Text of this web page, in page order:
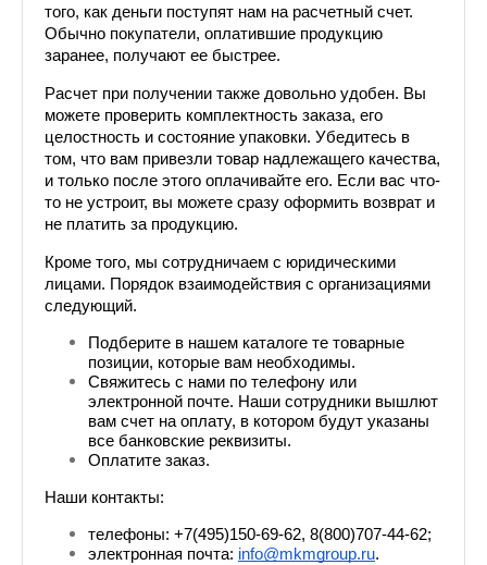
того, как деньги поступят нам на расчетный счет.
Обычно покупатели, оплатившие продукцию
заранее, получают ее быстрее.
Расчет при получении также довольно удобен. Вы
можете проверить комплектность заказа, его
целостность и состояние упаковки. Убедитесь в
том, что вам привезли товар надлежащего качества,
и только после этого оплачивайте его. Если вас что-
то не устроит, вы можете сразу оформить возврат и
не платить за продукцию.
Кроме того, мы сотрудничаем с юридическими
лицами. Порядок взаимодействия с организациями
следующий.
Подберите в нашем каталоге те товарные
позиции, которые вам необходимы.
Свяжитесь с нами по телефону или
электронной почте. Наши сотрудники вышлют
вам счет на оплату, в котором будут указаны
все банковские реквизиты.
Оплатите заказ.
Наши контакты:
телефоны: +7(495)150-69-62, 8(800)707-44-62;
электронная почта: info@mkmgroup.ru.